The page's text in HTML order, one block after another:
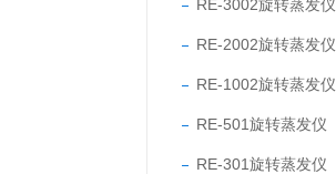
RE-3002旋转蒸发仪
RE-2002旋转蒸发仪
RE-1002旋转蒸发仪
RE-501旋转蒸发仪
RE-301旋转蒸发仪